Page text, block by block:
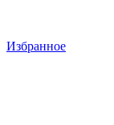
Избранное